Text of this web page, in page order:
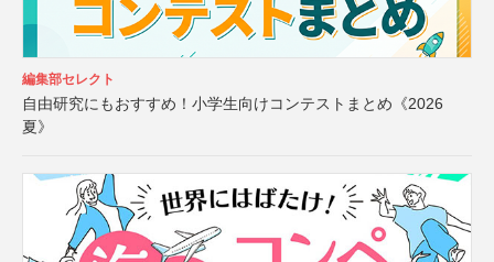
編集部セレクト
自由研究にもおすすめ！小学生向けコンテストまとめ《2026
夏》